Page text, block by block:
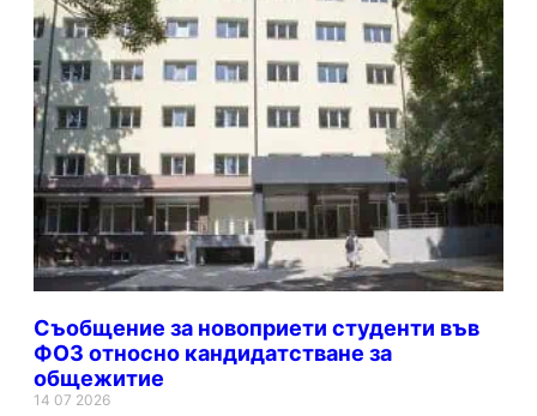
Съобщение за новоприети студенти във
ФОЗ относно кандидатстване за
общежитие
14 07 2026